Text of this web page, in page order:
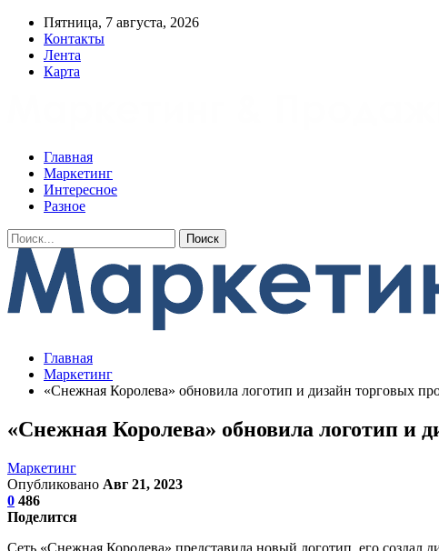
Пятница, 7 августа, 2026
Контакты
Лента
Карта
Главная
Маркетинг
Интересное
Разное
Главная
Маркетинг
«Снежная Королева» обновила логотип и дизайн торговых
«Снежная Королева» обновила логотип и
Маркетинг
Опубликовано Авг 21, 2023
0 486
Поделится
Сеть «Снежная Королева» представила новый логотип, его создал